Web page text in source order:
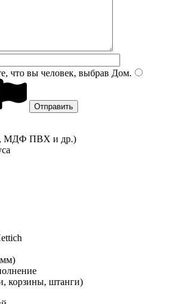
что вы человек, выбрав Дом.
МДФ ПВХ и др.)
корзины, штанги)